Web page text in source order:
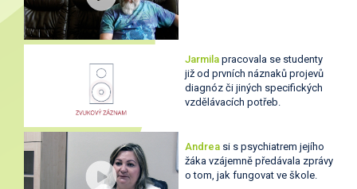
Jarmila pracovala se studenty
již od prvních náznaků projevů
diagnóz či jiných specifických
vzdělávacích potřeb.
Andrea si s psychiatrem jejího
žáka vzájemně předávala zprávy
o tom, jak fungovat ve škole.